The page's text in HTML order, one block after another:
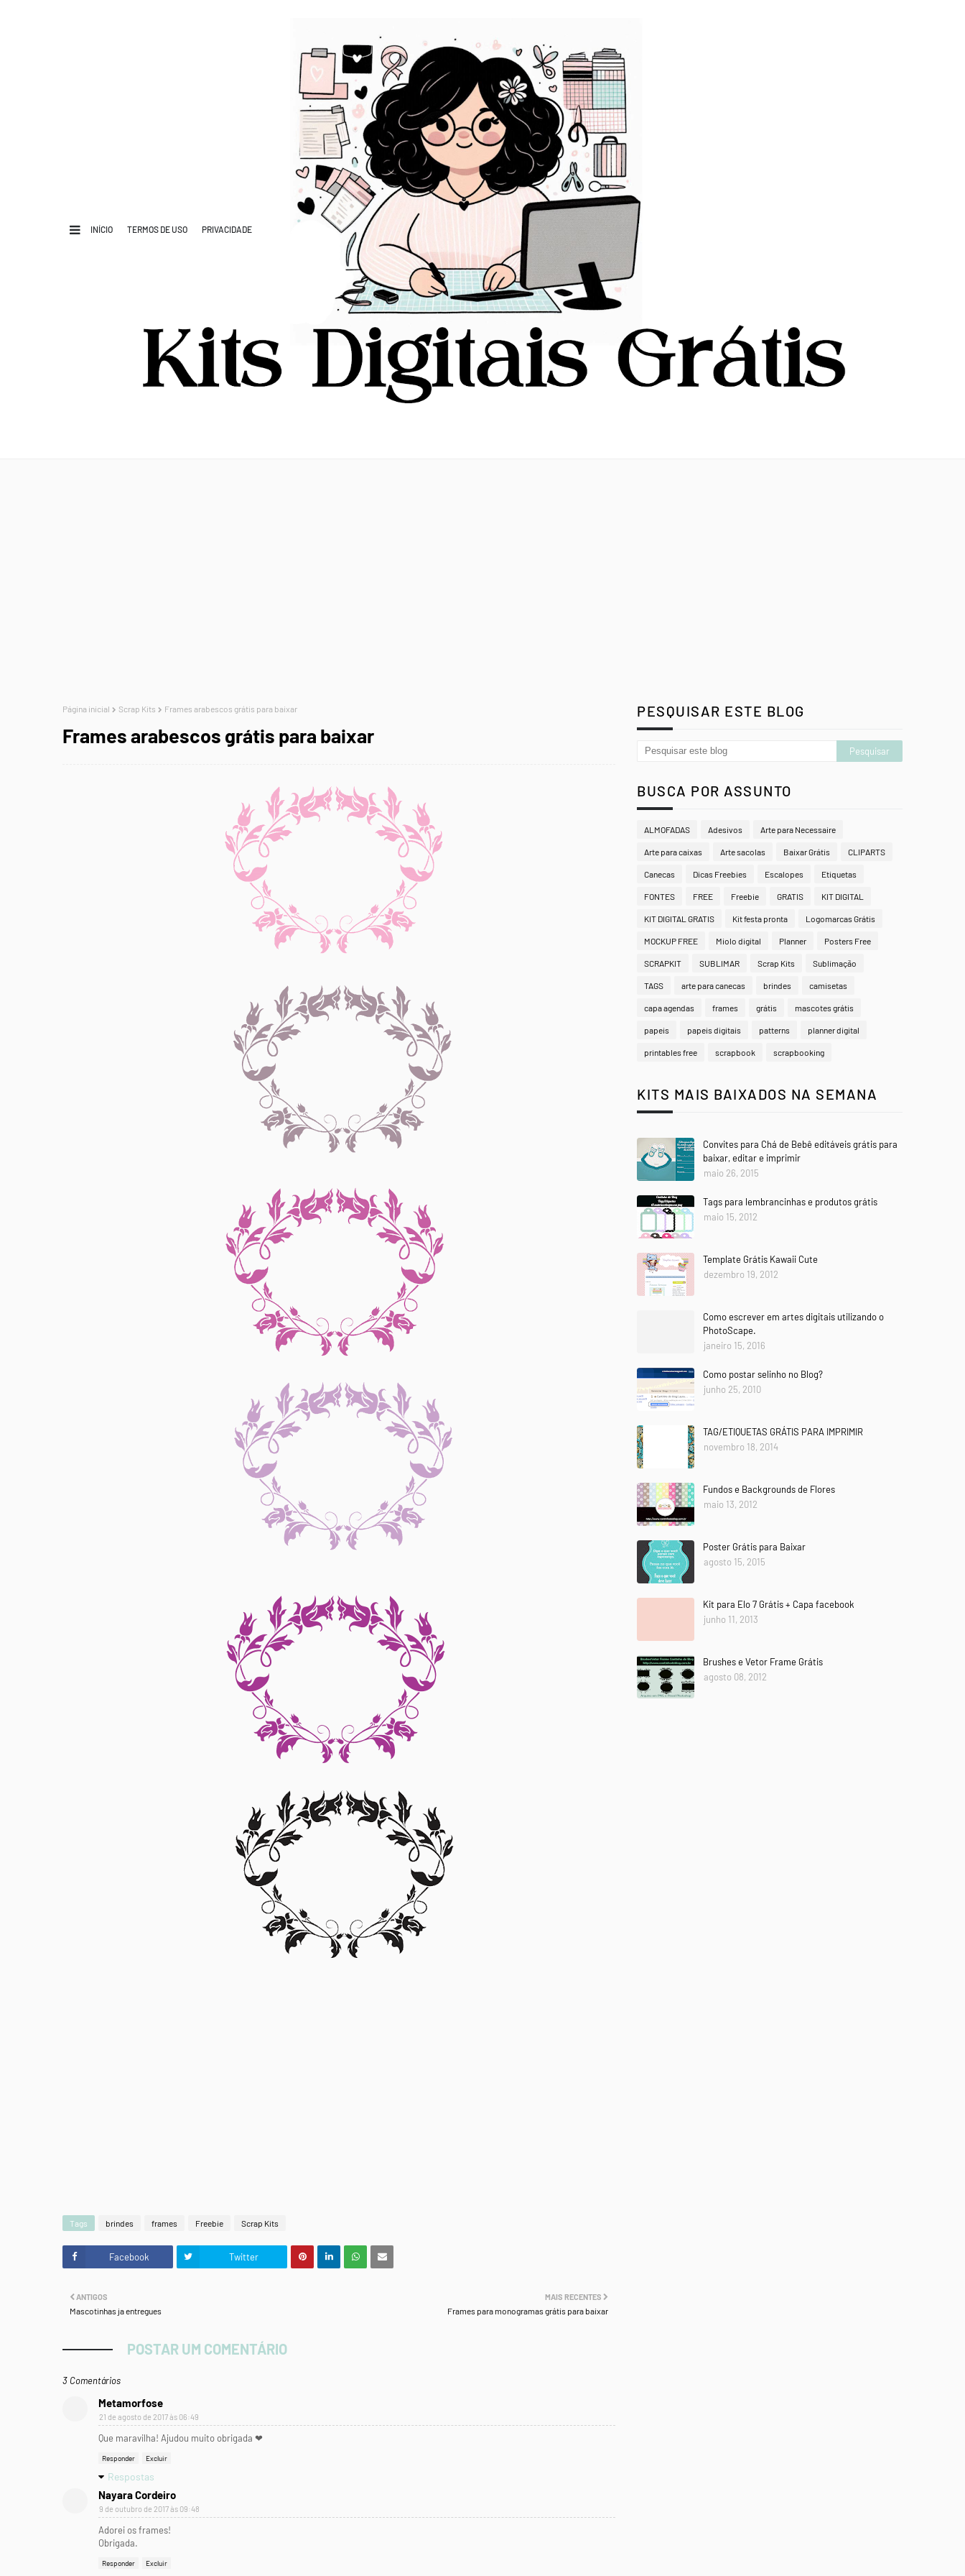
INÍCIO TERMOS DE USO PRIVACIDADE
Página inicial Scrap Kits Frames arabescos grátis para baixar
Frames arabescos grátis para baixar
Tags brindes frames Freebie Scrap Kits
Facebook Twitter
MAIS RECENTES
Frames para monogramas grátis para baixar
ANTIGOS
Mascotinhas ja entregues
POSTAR UM COMENTÁRIO
3 Comentários
Metamorfose
21 de agosto de 2017 às 06:49
Que maravilha! Ajudou muito obrigada ❤
Responder Excluir
Respostas
Nayara Cordeiro
9 de outubro de 2017 às 09:48
Adorei os frames!
Obrigada.
Responder Excluir
PESQUISAR ESTE BLOG
BUSCA POR ASSUNTO
ALMOFADAS Adesivos Arte para Necessaire
Arte para caixas Arte sacolas Baixar Grátis CLIPARTS
Canecas Dicas Freebies Escalopes Etiquetas
FONTES FREE Freebie GRATIS KIT DIGITAL
KIT DIGITAL GRATIS Kit festa pronta Logomarcas Grátis
MOCKUP FREE Miolo digital Planner Posters Free
SCRAPKIT SUBLIMAR Scrap Kits Sublimação
TAGS arte para canecas brindes camisetas
capa agendas frames grátis mascotes grátis
papeis papeis digitais patterns planner digital
printables free scrapbook scrapbooking
KITS MAIS BAIXADOS NA SEMANA
Convites para Chá de Bebê editáveis grátis para
baixar, editar e imprimir
maio 26, 2015
Tags para lembrancinhas e produtos grátis
maio 15, 2012
Template Grátis Kawaii Cute
dezembro 19, 2012
Como escrever em artes digitais utilizando o
PhotoScape.
janeiro 15, 2016
Como postar selinho no Blog?
junho 25, 2010
TAG/ETIQUETAS GRÁTIS PARA IMPRIMIR
novembro 18, 2014
Fundos e Backgrounds de Flores
maio 13, 2012
Poster Grátis para Baixar
agosto 15, 2015
Kit para Elo 7 Grátis + Capa facebook
junho 11, 2013
Brushes e Vetor Frame Grátis
agosto 08, 2012